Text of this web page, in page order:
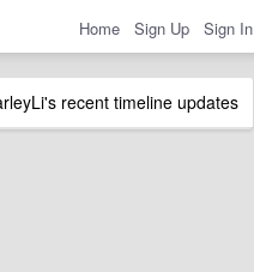
Home Sign Up Sign In
recent timeline updates